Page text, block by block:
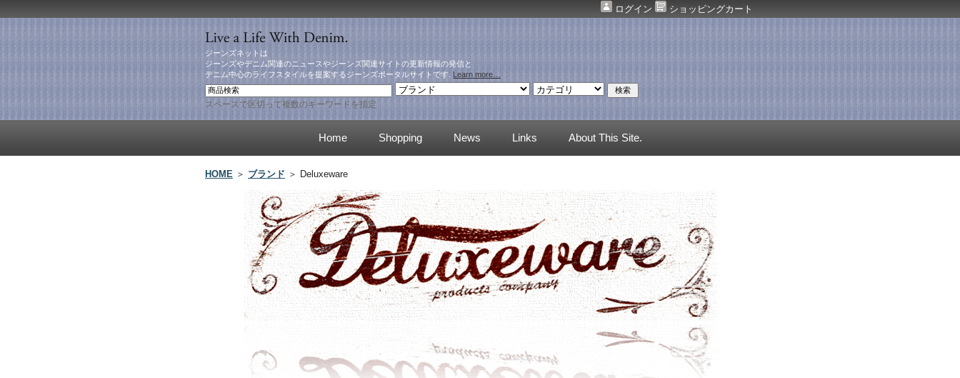
ログイン ショッピングカート
ジーンズネットは
ジーンズやデニム関連のニュースやジーンズ関連サイトの更新情報の発信と
デニム中心のライフスタイルを提案するジーンズポータルサイトです. Learn more…
スペースで区切って複数のキーワードを指定
Home Shopping News Links About This Site.
HOME ＞ ブランド ＞ Deluxeware